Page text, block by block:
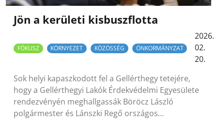
Jön a kerületi kisbuszflotta
FÓKUSZ KÖRNYEZET KÖZÖSSÉG ÖNKORMÁNYZAT
2026.
02.
20.
Sok helyi kapaszkodott fel a Gellérthegy tetejére,
hogy a Gellérthegyi Lakók Érdekvédelmi Egyesülete
rendezvényén meghallgassák Böröcz László
polgármester és Lánszki Regő országos…